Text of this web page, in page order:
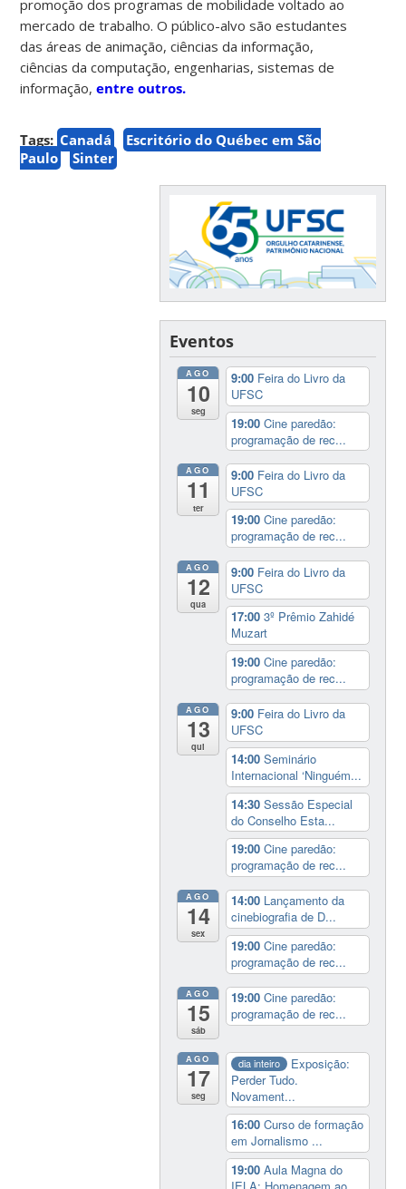
promoção dos programas de mobilidade voltado ao
mercado de trabalho. O público-alvo são estudantes
das áreas de animação, ciências da informação,
ciências da computação, engenharias, sistemas de
informação, entre outros.
Tags: Canadá
Escritório do Québec em São
Paulo
Sinter
Eventos
AGO
10
seg
9:00 Feira do Livro da
UFSC
19:00Cine paredão:
programação de rec...
AGO
11
ter
9:00 Feira do Livro da
UFSC
19:00Cine paredão:
programação de rec...
AGO
12
qua
9:00 Feira do Livro da
UFSC
17:003º Prêmio Zahidé
Muzart
19:00Cine paredão:
programação de rec...
AGO
13
qui
9:00 Feira do Livro da
UFSC
14:00Seminário
Internacional ‘Ninguém...
14:30Sessão Especial
do Conselho Esta...
19:00Cine paredão:
programação de rec...
AGO
14
sex
14:00 Lançamento da
cinebiografia de D...
19:00Cine paredão:
programação de rec...
AGO
15
sáb
19:00Cine paredão:
programação de rec...
AGO
17
seg
dia inteiro
Exposição:
Perder Tudo.
Novament...
16:00Curso de formação
em Jornalismo ...
19:00Aula Magna do